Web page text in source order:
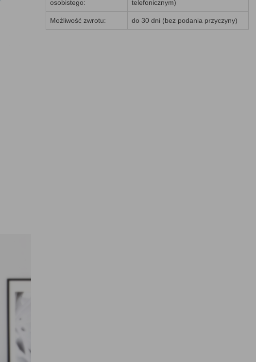
osobistego:
telefonicznym)
Możliwość zwrotu: do 30 dni (bez podania przyczyny)